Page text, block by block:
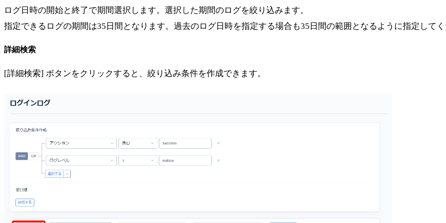
ログ日時の開始と終了で期間選択します。選択した期間のログを絞り込みます。
指定できるログの期間は35日間となります。過去のログ日時を指定する場合も35日間の範囲となるように指定してく
詳細検索
[詳細検索] ボタンをクリックすると、絞り込み条件を作成できます。